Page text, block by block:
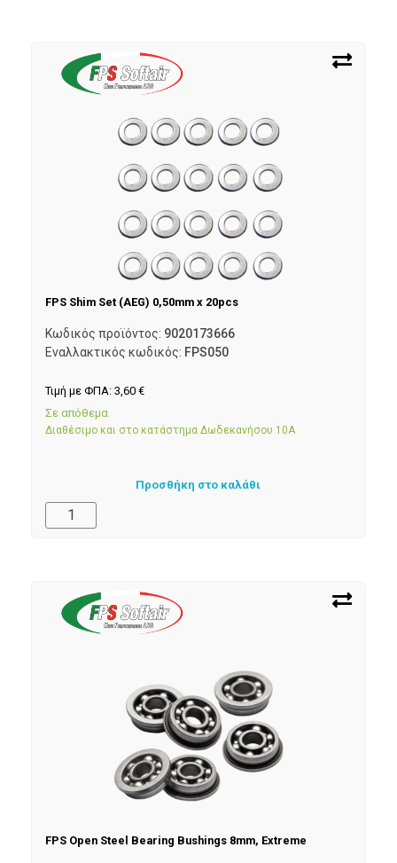
FPS Shim Set (AEG) 0,50mm x 20pcs
Κωδικός προϊόντος: 9020173666
Εναλλακτικός κωδικός: FPS050
Τιμή με ΦΠΑ: 3,60 €
Σε απόθεμα
Διαθέσιμο και στο κατάστημα Δωδεκανήσου 10Α
Προσθήκη στο καλάθι
FPS Open Steel Bearing Bushings 8mm, Extreme